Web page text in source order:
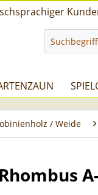
/ Weide